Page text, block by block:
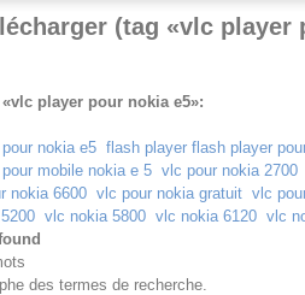
(tag «vlc player
player pour nokia e5»:
nokia e5 flash player flash player
mobile nokia e 5 vlc pour nokia 2700
nokia 6600 vlc pour nokia gratuit vlc
vlc nokia 5800 vlc nokia 6120 vlc
des termes de recherche.